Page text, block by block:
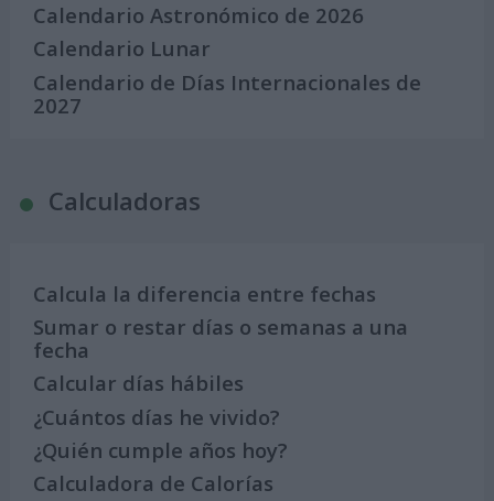
Calendario Astronómico de 2026
Calendario Lunar
Calendario de Días Internacionales de
2027
Calculadoras
Calcula la diferencia entre fechas
Sumar o restar días o semanas a una
fecha
Calcular días hábiles
¿Cuántos días he vivido?
¿Quién cumple años hoy?
Calculadora de Calorías